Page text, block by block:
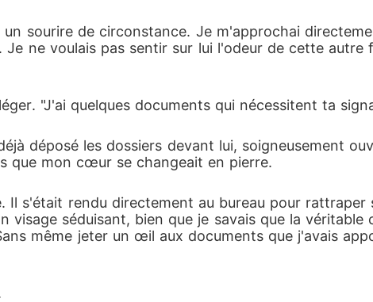
sourire de circonstance. Je m'approchai
ne voulais pas sentir sur lui l'odeur de cette autre
"J'ai quelques documents qui nécessitent ta
déposé les dossiers devant lui, soigneusement
que mon cœur se changeait en pierre.
Il s'était rendu directement au bureau pour rattraper
séduisant, bien que je savais que la véritable
même jeter un œil aux documents que j'avais